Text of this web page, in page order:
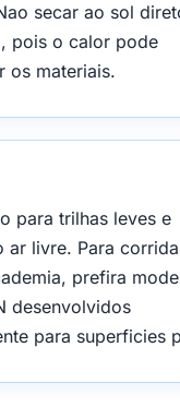
secar ao sol
pois o calor pode
os materiais.
para trilhas leves e
ar livre. Para
prefira
desenvolvidos
para superficies